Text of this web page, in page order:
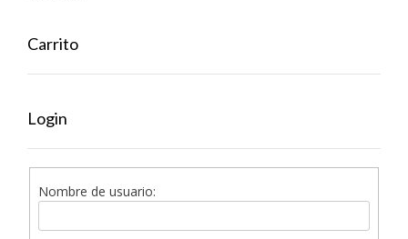
Carrito
Login
Nombre de usuario: